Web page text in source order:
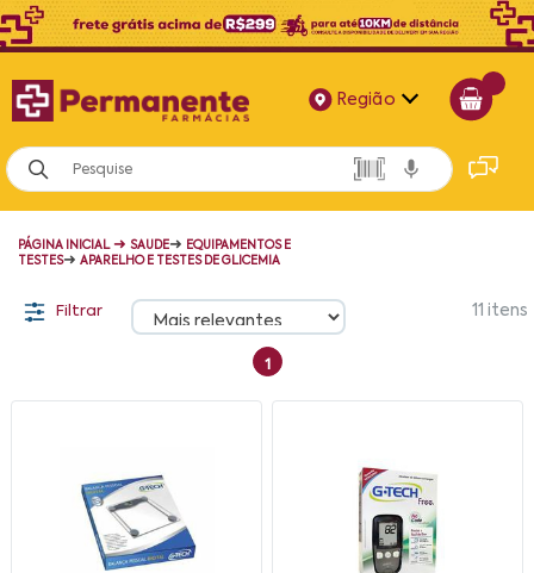
Região
Alagoas
Bahia
Pernambuco
PÁGINA INICIAL ➜ SAUDE➜ EQUIPAMENTOS E
TESTES➜ APARELHO E TESTES DE GLICEMIA
Filtrar itens
1